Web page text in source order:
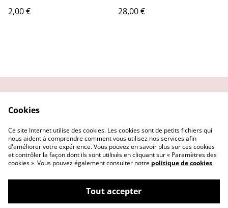
2,00 €
28,00 €
Confidentialité
Demander un retour
Cookies
Cookies
Ce site Internet utilise des cookies. Les cookies sont de petits fichiers qui
nous aident à comprendre comment vous utilisez nos services afin
d'améliorer votre expérience. Vous pouvez en savoir plus sur ces cookies
et contrôler la façon dont ils sont utilisés en cliquant sur « Paramètres des
cookies ». Vous pouvez également consulter notre politique de cookies.
Tout accepter